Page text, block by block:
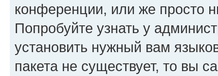
конференции, или же просто
Попробуйте узнать у
установить нужный вам
пакета не существует, то вы